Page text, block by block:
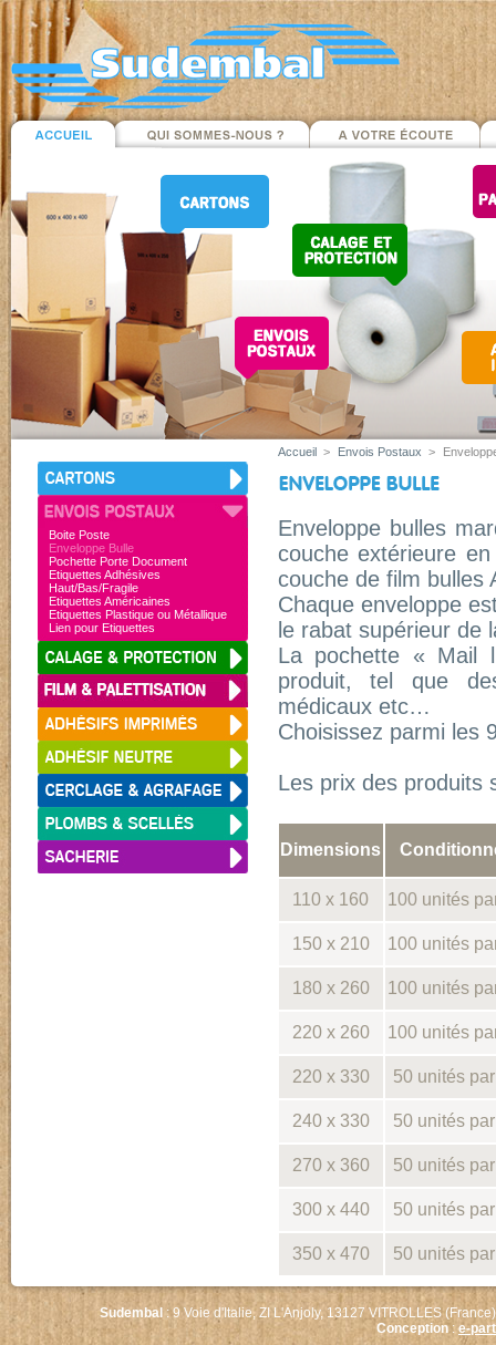
Boite Poste
Enveloppe Bulle
Pochette Porte Document
Etiquettes Adhésives
Haut/Bas/Fragile
Etiquettes Américaines
Etiquettes Plastique ou Métallique
Lien pour Etiquettes
Accueil > Envois Postaux >
Enveloppe bulles
couche extérieure
couche de film bulles
Chaque enveloppe
le rabat supérieur de
La pochette « Mail
produit, tel que
médicaux etc…
Choisissez parmi les
Les prix des produits
Dimensions
110 x 160 100 unités
150 x 210 100 unités
180 x 260 100 unités
220 x 260 100 unités
220 x 330 50 unités
240 x 330 50 unités
270 x 360 50 unités
300 x 440 50 unités
350 x 470 50 unités
Sudembal : 9 Voie d'Italie, ZI L'Anjoly, 13127 VITROLLES
Conception: e-